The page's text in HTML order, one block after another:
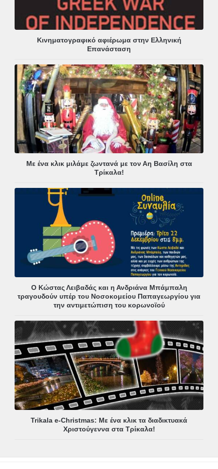
Κινηματογραφικό αφιέρωμα στην Ελληνική
Επανάσταση
Με ένα κλικ μιλάμε ζωντανά με τον Αη Βασίλη στα
Τρίκαλα!
Ο Κώστας Λειβαδάς και η Ανδριάνα Μπάμπαλη
τραγουδούν υπέρ του Νοσοκομείου Παπαγεωργίου για
την αντιμετώπιση του κορωνοϊού
Trikala e-Christmas: Με ένα κλικ τα διαδικτυακά
Χριστούγεννα στα Τρίκαλα!